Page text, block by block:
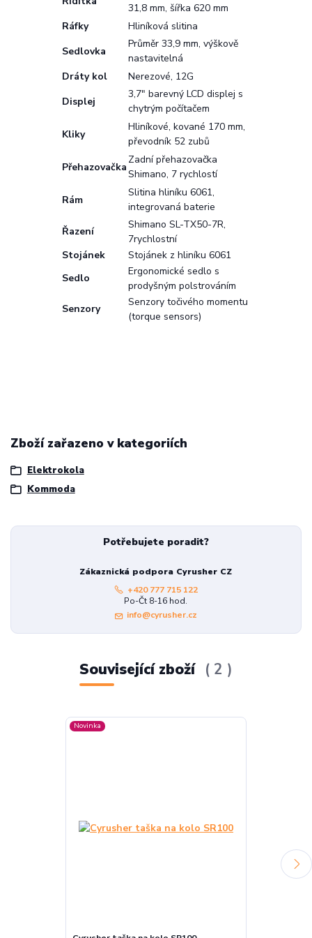
31,8 mm, šířka 620 mm
Ráfky
Hliníková slitina
Sedlovka
Průměr 33,9 mm, výškově
nastavitelná
Dráty kol
Nerezové, 12G
Displej
3,7" barevný LCD displej s
chytrým počítačem
Kliky
Hliníkové, kované 170 mm,
převodník 52 zubů
Přehazovačka
Zadní přehazovačka
Shimano, 7 rychlostí
Rám
Slitina hliníku 6061,
integrovaná baterie
Řazení
Shimano SL-TX50-7R,
7rychlostní
Stojánek
Stojánek z hliníku 6061
Sedlo
Ergonomické sedlo s
prodyšným polstrováním
Senzory
Senzory točivého momentu
(torque sensors)
Zboží zařazeno v kategoriích
Elektrokola
Kommoda
Potřebujete poradit?
Zákaznická podpora Cyrusher CZ
+420 777 715 122
Po-Čt 8-16 hod.
info@cyrusher.cz
Související zboží 2
Novinka